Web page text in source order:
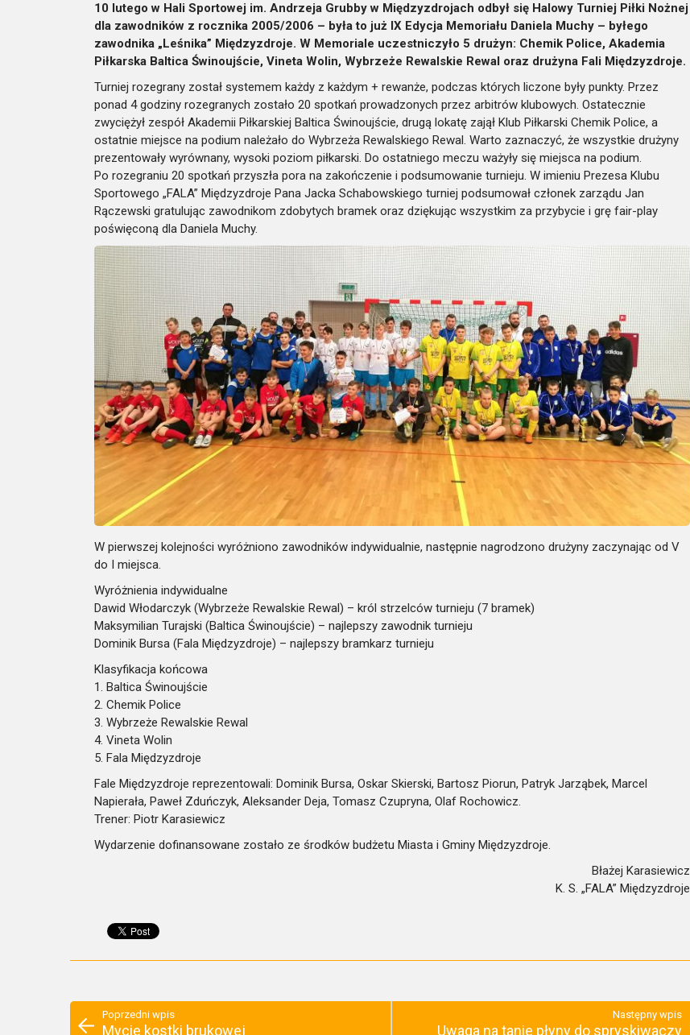
10 lutego w Hali Sportowej im. Andrzeja Grubby w Międzyzdrojach odbył się Halowy Turniej Piłki Nożnej
dla zawodników z rocznika 2005/2006 – była to już IX Edycja Memoriału Daniela Muchy – byłego
zawodnika „Leśnika” Międzyzdroje. W Memoriale uczestniczyło 5 drużyn: Chemik Police, Akademia
Piłkarska Baltica Świnoujście, Vineta Wolin, Wybrzeże Rewalskie Rewal oraz drużyna Fali Międzyzdroje.
Turniej rozegrany został systemem każdy z każdym + rewanże, podczas których liczone były punkty. Przez
ponad 4 godziny rozegranych zostało 20 spotkań prowadzonych przez arbitrów klubowych. Ostatecznie
zwyciężył zespół Akademii Piłkarskiej Baltica Świnoujście, drugą lokatę zajął Klub Piłkarski Chemik Police, a
ostatnie miejsce na podium należało do Wybrzeża Rewalskiego Rewal. Warto zaznaczyć, że wszystkie drużyny
prezentowały wyrównany, wysoki poziom piłkarski. Do ostatniego meczu ważyły się miejsca na podium.
Po rozegraniu 20 spotkań przyszła pora na zakończenie i podsumowanie turnieju. W imieniu Prezesa Klubu
Sportowego „FALA” Międzyzdroje Pana Jacka Schabowskiego turniej podsumował członek zarządu Jan
Rączewski gratulując zawodnikom zdobytych bramek oraz dziękując wszystkim za przybycie i grę fair-play
poświęconą dla Daniela Muchy.
W pierwszej kolejności wyróżniono zawodników indywidualnie, następnie nagrodzono drużyny zaczynając od V
do I miejsca.
Wyróżnienia indywidualne
Dawid Włodarczyk (Wybrzeże Rewalskie Rewal) – król strzelców turnieju (7 bramek)
Maksymilian Turajski (Baltica Świnoujście) – najlepszy zawodnik turnieju
Dominik Bursa (Fala Międzyzdroje) – najlepszy bramkarz turnieju
Klasyfikacja końcowa
1. Baltica Świnoujście
2. Chemik Police
3. Wybrzeże Rewalskie Rewal
4. Vineta Wolin
5. Fala Międzyzdroje
Fale Międzyzdroje reprezentowali: Dominik Bursa, Oskar Skierski, Bartosz Piorun, Patryk Jarząbek, Marcel
Napierała, Paweł Zduńczyk, Aleksander Deja, Tomasz Czupryna, Olaf Rochowicz.
Trener: Piotr Karasiewicz
Wydarzenie dofinansowane zostało ze środków budżetu Miasta i Gminy Międzyzdroje.
Błażej Karasiewicz
K. S. „FALA” Międzyzdroje
Poprzedni wpis
Mycie kostki brukowej
Następny wpis
Uwaga na tanie płyny do spryskiwaczy